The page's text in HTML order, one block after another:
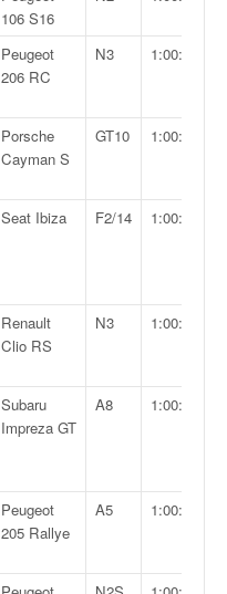
106 S16
Peugeot
206 RC
N3 1:00:09.4
Porsche
Cayman S
GT10 1:00:22.2
Seat Ibiza F2/14 1:00:24.4
Renault
Clio RS
N3 1:00:26.1
Subaru
Impreza GT
A8 1:00:30.8
Peugeot
205 Rallye
A5 1:00:42.6